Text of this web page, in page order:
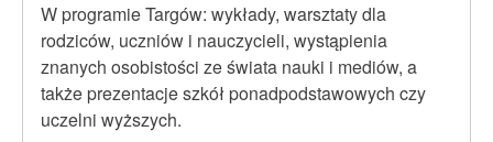
W programie Targów: wykłady, warsztaty dla
rodziców, uczniów i nauczycieli, wystąpienia
znanych osobistości ze świata nauki i mediów, a
także prezentacje szkół ponadpodstawowych czy
uczelni wyższych.